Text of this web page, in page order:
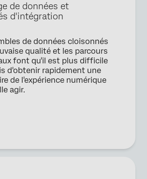
de données et
d'intégration
de données cloisonnés
qualité et les parcours
font qu'il est plus difficile
d'obtenir rapidement une
de l'expérience numérique
agir.